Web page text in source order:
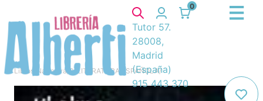
0
Tutor 57.
28008,
Madrid
(España)
915 443 370
Libros Narrativa/ 8. LITERATURA ESPAÑOLA/